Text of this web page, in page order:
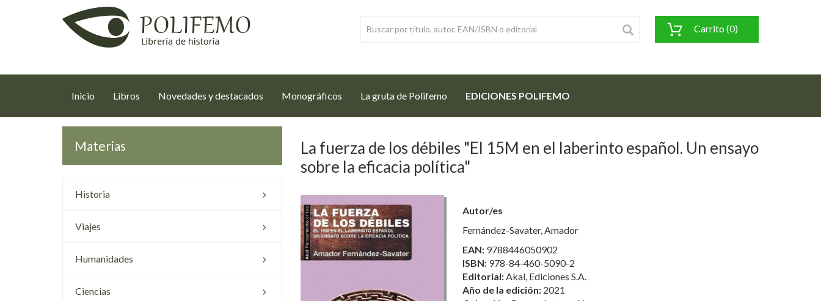
Carrito (0)
Inicio (current)
Libros Novedades y destacados Monográficos La gruta de Polifemo EDICIONES POLIFEMO
Materias
Historia
Viajes
Humanidades
Ciencias
La fuerza de los débiles "El 15M en el laberinto español. Un ensayo
sobre la eficacia política"
Autor/es
Fernández-Savater, Amador
EAN: 9788446050902
ISBN: 978-84-460-5090-2
Editorial:Akal, Ediciones S.A.
Año de la edición: 2021